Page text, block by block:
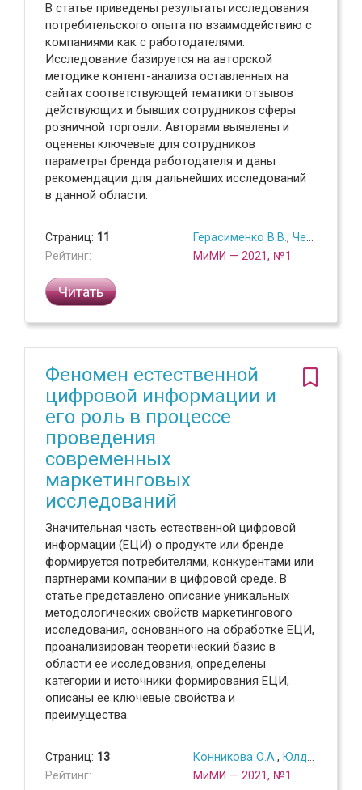
В статье приведены результаты исследования
потребительского опыта по взаимодействию с
компаниями как с работодателями.
Исследование базируется на авторской
методике контент-анализа оставленных на
сайтах соответствующей тематики отзывов
действующих и бывших сотрудников сферы
розничной торговли. Авторами выявлены и
оценены ключевые для сотрудников
параметры бренда работодателя и даны
рекомендации для дальнейших исследований
в данной области.
Страниц: 11
Рейтинг:
Герасименко В.В. , Чесноков А.А.
МиМИ — 2021, №1
Читать
Феномен естественной
цифровой информации и
его роль в процессе
проведения
современных
маркетинговых
исследований
Значительная часть естественной цифровой
информации (ЕЦИ) о продукте или бренде
формируется потребителями, конкурентами или
партнерами компании в цифровой среде. В
статье представлено описание уникальных
методологических свойств маркетингового
исследования, основанного на обработке ЕЦИ,
проанализирован теоретический базис в
области ее исследования, определены
категории и источники формирования ЕЦИ,
описаны ее ключевые свойства и
преимущества.
Страниц: 13
Рейтинг:
Конникова О.А. , Юлдашева О.У.
МиМИ — 2021, №1